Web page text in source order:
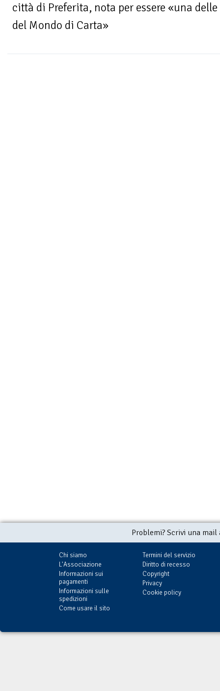
città di Preferita, nota per essere «una
del Mondo di Carta»
Problemi? Scrivi una
Chi siamo
L'Associazione
Informazioni sui
pagamenti
Informazioni sulle
spedizioni
Come usare il sito
Termini del servizio
Diritto di recesso
Copyright
Privacy
Cookie policy